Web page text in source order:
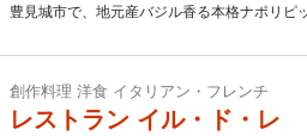
豊見城市で、地元産バジル香る本格ナポリピ
創作料理 洋食 イタリアン・フレンチ
レストラン イル・ド・レ